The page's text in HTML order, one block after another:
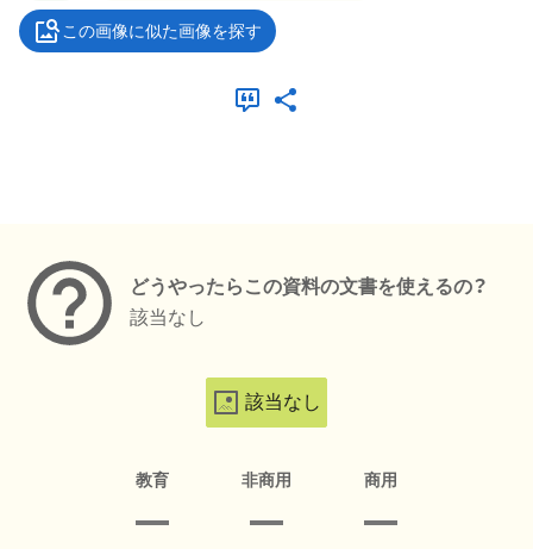
この画像に似た画像を探す
どうやったらこの資料の文書を使えるの？
該当なし
該当なし
教育 非商用 商用